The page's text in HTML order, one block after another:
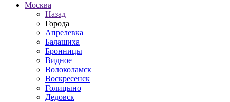
Москва
Назад
Города
Апрелевка
Балашиха
Бронницы
Видное
Волоколамск
Воскресенск
Голицыно
Дедовск